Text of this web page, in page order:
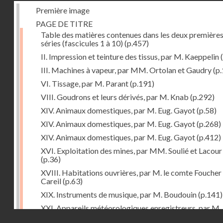
Première image
PAGE DE TITRE
Table des matières contenues dans les deux premières
séries (fascicules 1 à 10) (p.457)
II. Impression et teinture des tissus, par M. Kaeppelin
III. Machines à vapeur, par MM. Ortolan et Gaudry
VI. Tissage, par M. Parant(p.191)
VIII. Goudrons et leurs dérivés, par M. Knab (p.292)
XIV. Animaux domestiques, par M. Eug. Gayot(p.58)
XIV. Animaux domestiques, par M. Eug. Gayot(p.268)
XIV. Animaux domestiques, par M. Eug. Gayot(p.412)
XVI. Exploitation des mines, par MM. Soulié et Lacour
(p.36)
XVIII. Habitations ouvrières, par M. le comte Foucher
Careil(p.63)
XIX. Instruments de musique, par M. Boudouin(p.141)
XXI. Appareils météorologiques enregistreurs, par M.